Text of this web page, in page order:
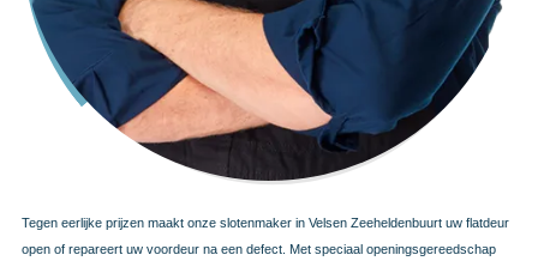
Tegen eerlijke prijzen maakt onze slotenmaker in Velsen Zeeheldenbuurt uw flatdeur
open of repareert uw voordeur na een defect. Met speciaal openingsgereedschap